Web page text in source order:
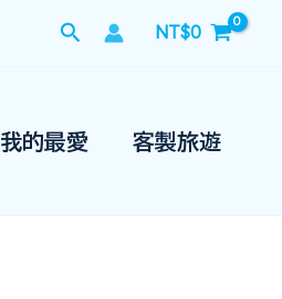
搜
NT$0
我的最愛 客製旅遊